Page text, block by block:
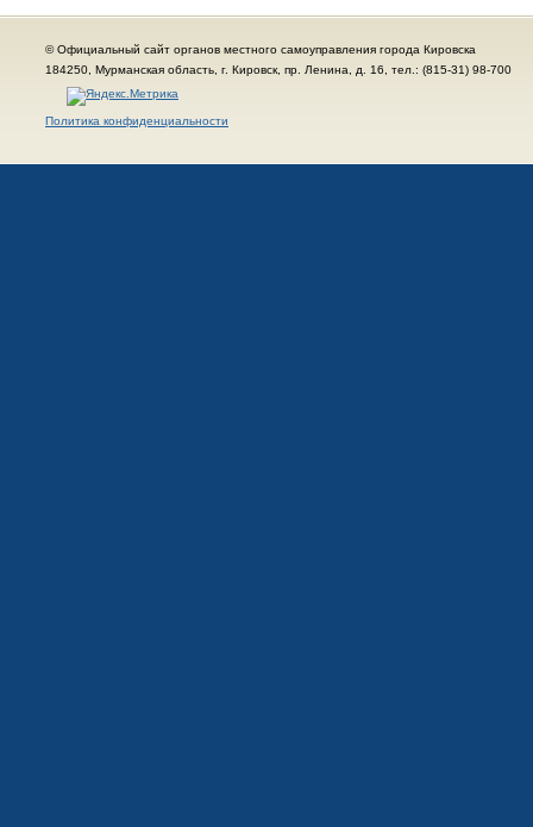
© Официальный сайт органов местного самоуправления города Кировска
184250, Мурманская область, г. Кировск, пр. Ленина, д. 16, тел.: (815-31) 98-700
Политика конфиденциальности